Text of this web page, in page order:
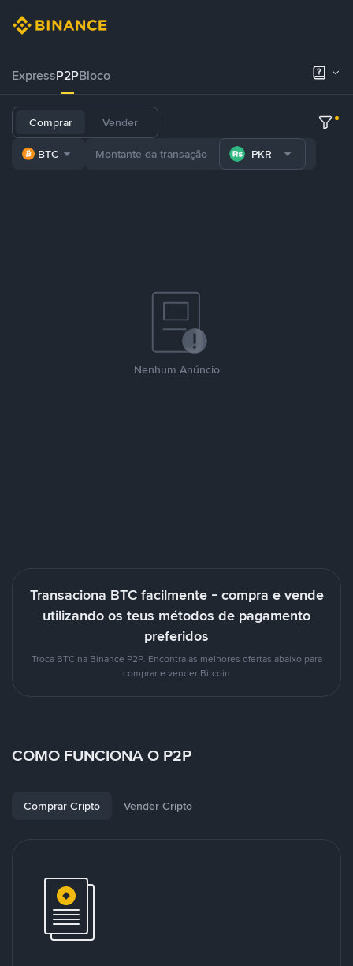
ExpressP2PBloco
Comprar Vender
BTC PKR
Nenhum Anúncio
Transaciona BTC facilmente - compra e vende
utilizando os teus métodos de pagamento
preferidos
Troca BTC na Binance P2P. Encontra as melhores ofertas abaixo para
comprar e vender Bitcoin
COMO FUNCIONA O P2P
Comprar Cripto Vender Cripto